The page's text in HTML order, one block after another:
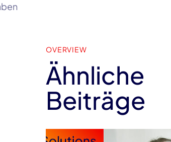
OVERVIEW
Ähnliche
Beiträge